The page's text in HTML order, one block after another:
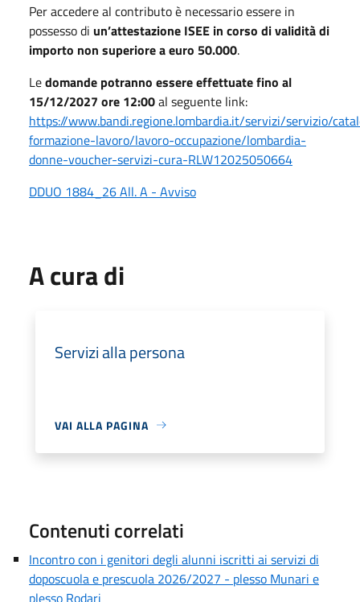
Per accedere al contributo è necessario essere in
possesso di un’attestazione ISEE in corso di validità di
importo non superiore a euro 50.000.
Ledomande potranno essere effettuate fino al
15/12/2027 ore 12:00al seguente link:
https://www.bandi.regione.lombardia.it/servizi/servizio/
formazione-lavoro/lavoro-occupazione/lombardia-
donne-voucher-servizi-cura-RLW12025050664
DDUO 1884_26 All. A - Avviso
A cura di
Servizi alla persona
VAI ALLA PAGINA
Contenuti correlati
Incontro con i genitori degli alunni iscritti ai servizi di
doposcuola e prescuola 2026/2027 - plesso Munari e
plesso Rodari